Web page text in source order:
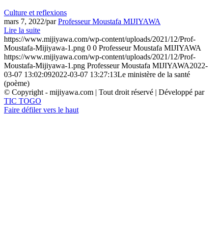
Culture et reflexions
mars 7, 2022/parProfesseur Moustafa MIJIYAWA
Lire la suite
https://www.mijiyawa.com/wp-content/uploads/2021/12/Prof-
Moustafa-Mijiyawa-1.png 0 0 Professeur Moustafa MIJIYAWA
https://www.mijiyawa.com/wp-content/uploads/2021/12/Prof-
Moustafa-Mijiyawa-1.png Professeur Moustafa MIJIYAWA2022-
03-07 13:02:092022-03-07 13:27:13Le ministère de la santé
(poème)
© Copyright - mijiyawa.com | Tout droit réservé | Développé par
TIC TOGO
Faire défiler vers le haut